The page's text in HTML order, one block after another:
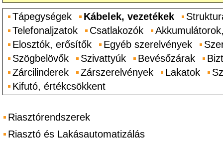
Tápegységek Kábelek, vezetékek
Telefonaljzatok
Csatlakozók
Elosztók, erősítők
Egyéb szerelvények
Szögbelövők
Szivattyúk Bevésőzárak
Zárcilinderek
Zárszerelvények Lakatok
Kifutó, értékcsökkent
Riasztórendszerek
Riasztó és Lakásautomatizálás